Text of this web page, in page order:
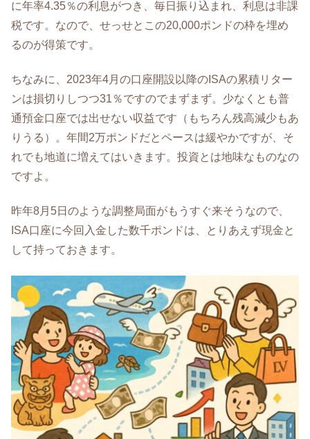
に年率4.35％の利息がつき、毎日振り込まれ、利息は非課
税です。なので、せっせとこの20,000ポンドの枠を埋め
るのが得策です。
ちなみに、2023年4月の口座開設以降のISAの累積リター
ンは損切りしつつ31％ですのでまずまず。少なくとも普
通預金口座では出せない収益です（もちろん残高減少もあ
りうる）。年間2万ポンドだとペースは緩やかですが、そ
れでも地道に増えてはいきます。投資とは地味なものなの
ですよ。
昨年8月5日のような調整局面がもうすぐ来そうなので、
ISA口座に今回入金した数千ポンドは、とりあえず現金と
して持っておきます。